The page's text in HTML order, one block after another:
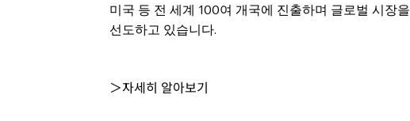
미국 등 전 세계 100여 개국에 진출하며 글로벌 시장을
선도하고 있습니다.
＞자세히 알아보기